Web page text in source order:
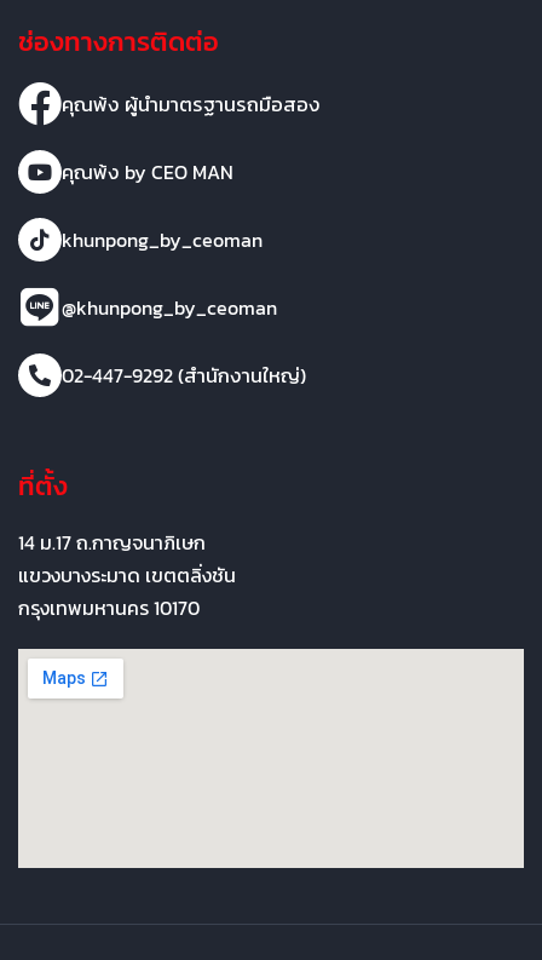
ช่องทางการติดต่อ
คุณพ้ง ผู้นำมาตรฐานรถมือสอง
คุณพ้ง by CEO MAN
khunpong_by_ceoman
@khunpong_by_ceoman
02-447-9292 (สำนักงานใหญ่)
ที่ตั้ง
14 ม.17 ถ.กาญจนาภิเษก
แขวงบางระมาด เขตตลิ่งชัน
กรุงเทพมหานคร 10170